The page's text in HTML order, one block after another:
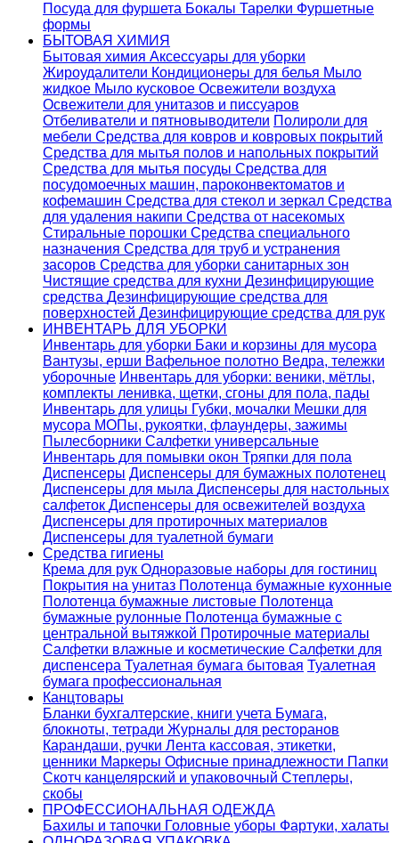
Посуда для фуршета Бокалы Тарелки Фуршетные
формы
БЫТОВАЯ ХИМИЯ
Бытовая химия Аксессуары для уборки
Жироудалители Кондиционеры для белья Мыло
жидкое Мыло кусковое Освежители воздуха
Освежители для унитазов и писсуаров
Отбеливатели и пятновыводители Полироли для
мебели Средства для ковров и ковровых покрытий
Средства для мытья полов и напольных покрытий
Средства для мытья посуды Средства для
посудомоечных машин, пароконвектоматов и
кофемашин Средства для стекол и зеркал Средства
для удаления накипи Средства от насекомых
Стиральные порошки Cредства специального
назначения Средства для труб и устранения
засоров Средства для уборки санитарных зон
Чистящие средства для кухни Дезинфицирующие
средства Дезинфицирующие средства для
поверхностей Дезинфицирующие средства для рук
ИНВЕНТАРЬ ДЛЯ УБОРКИ
Инвентарь для уборки Баки и корзины для мусора
Вантузы, ерши Вафельное полотно Ведра, тележки
уборочные Инвентарь для уборки: веники, мётлы,
комплекты ленивка, щетки, сгоны для пола, пады
Инвентарь для улицы Губки, мочалки Мешки для
мусора МОПы, рукоятки, флаундеры, зажимы
Пылесборники Салфетки универсальные
Инвентарь для помывки окон Тряпки для пола
Диспенсеры Диспенсеры для бумажных полотенец
Диспенсеры для мыла Диспенсеры для настольных
салфеток Диспенсеры для освежителей воздуха
Диспенсеры для протирочных материалов
Диспенсеры для туалетной бумаги
Средства гигиены
Крема для рук Одноразовые наборы для гостиниц
Покрытия на унитаз Полотенца бумажные кухонные
Полотенца бумажные листовые Полотенца
бумажные рулонные Полотенца бумажные с
центральной вытяжкой Протирочные материалы
Салфетки влажные и косметические Салфетки для
диспенсера Туалетная бумага бытовая Туалетная
бумага профессиональная
Канцтовары
Бланки бухгалтерские, книги учета Бумага,
блокноты, тетради Журналы для ресторанов
Карандаши, ручки Лента кассовая, этикетки,
ценники Маркеры Офисные принадлежности Папки
Скотч канцелярский и упаковочный Степлеры,
скобы
ПРОФЕССИОНАЛЬНАЯ ОДЕЖДА
Бахилы и тапочки Головные уборы Фартуки, халаты